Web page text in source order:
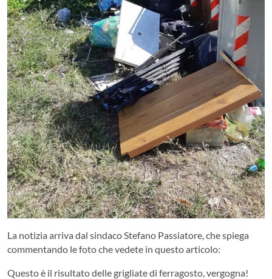
La notizia arriva dal sindaco Stefano Passiatore, che spiega
commentando le foto che vedete in questo articolo:
Questo è il risultato delle grigliate di ferragosto, vergogna!